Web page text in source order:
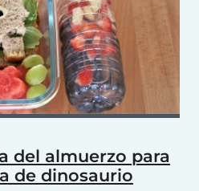
del almuerzo para
de dinosaurio